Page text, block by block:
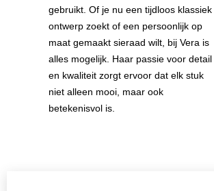
gebruikt. Of je nu een tijdloos klassiek
ontwerp zoekt of een persoonlijk op
maat gemaakt sieraad wilt, bij Vera is
alles mogelijk. Haar passie voor detail
en kwaliteit zorgt ervoor dat elk stuk
niet alleen mooi, maar ook
betekenisvol is.